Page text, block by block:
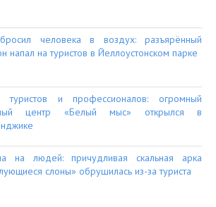
человека в воздух: разъярённый
напал на туристов в Йеллоустонском парке
туристов и профессионалов: огромный
центр «Белый мыс» открылся в
на людей: причудливая скальная арка
слоны» обрушилась из-за туриста